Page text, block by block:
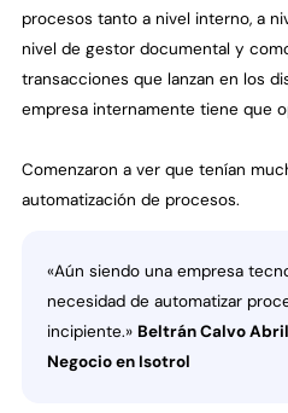
procesos tanto a nivel interno, a
nivel de gestor documental y
transacciones que lanzan en los
empresa internamente tiene que
Comenzaron a ver que tenían
automatización de procesos.
«Aún siendo una empresa
necesidad de automatizar
incipiente.» Beltrán Calvo
Negocio en Isotrol